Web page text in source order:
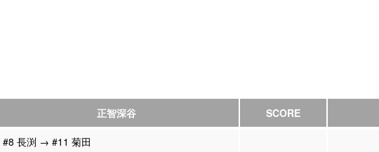
正智深谷 SCORE
#8 長渕 → #11 菊田